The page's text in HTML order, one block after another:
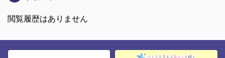
閲覧履歴はありません